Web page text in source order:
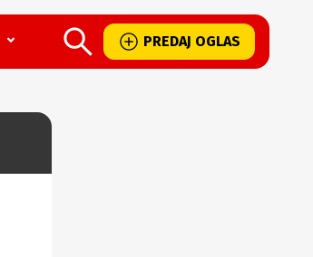
PREDAJ OGLAS